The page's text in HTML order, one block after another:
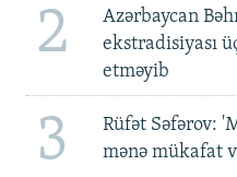
2
Azərbaycan
ekstradisiyası
etməyib
3
Rüfət Səfərov:
mənə mükafat